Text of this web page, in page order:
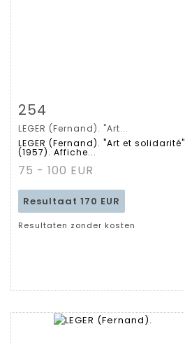
Gedetailleerde
fiche
254
LEGER (Fernand). "Art...
LEGER (Fernand). "Art et solidarité"
(1957). Affiche...
75 - 100 EUR
Resultaat 170 EUR
Resultaten zonder kosten